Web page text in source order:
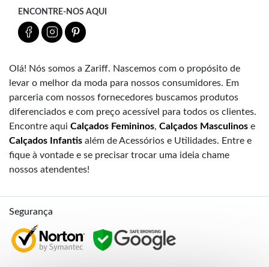
ENCONTRE-NOS AQUI
Olá! Nós somos a Zariff. Nascemos com o propósito de
levar o melhor da moda para nossos consumidores. Em
parceria com nossos fornecedores buscamos produtos
diferenciados e com preço acessível para todos os clientes.
Encontre aqui Calçados Femininos, Calçados Masculinos e
Calçados Infantis além de Acessórios e Utilidades. Entre e
fique à vontade e se precisar trocar uma ideia chame
nossos atendentes!
Segurança